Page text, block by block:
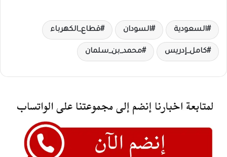
السعودية السودان قطاع_الكهرباء
كامل_إدريس محمد_بن_سلمان